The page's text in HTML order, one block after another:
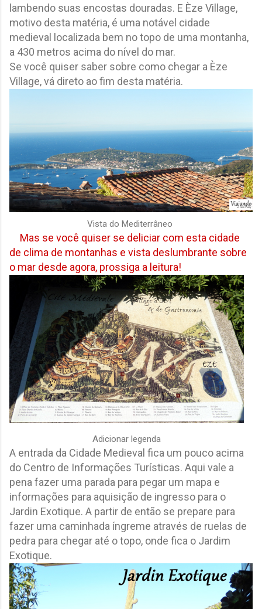
lambendo suas encostas douradas. E Èze Village,
motivo desta matéria, é uma notável cidade
medieval localizada bem no topo de uma montanha,
a 430 metros acima do nível do mar.
Se você quiser saber sobre como chegar a Èze
Village, vá direto ao fim desta matéria.
Vista do Mediterrâneo
Mas se você quiser se deliciar com esta cidade
de clima de montanhas e vista deslumbrante sobre
o mar desde agora, prossiga a leitura!
Adicionar legenda
A entrada da Cidade Medieval fica um pouco acima
do Centro de Informações Turísticas. Aqui vale a
pena fazer uma parada para pegar um mapa e
informações para aquisição de ingresso para o
Jardin Exotique. A partir de então se prepare para
fazer uma caminhada íngreme através de ruelas de
pedra para chegar até o topo, onde fica o Jardim
Exotique.